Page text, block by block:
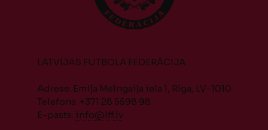
LATVIJAS FUTBOLA FEDERĀCIJA
Adrese: Emiļa Melngaiļa iela 1, Rīga, LV-1010
Telefons: +371 28 5598 98
E-pasts: info@lff.lv